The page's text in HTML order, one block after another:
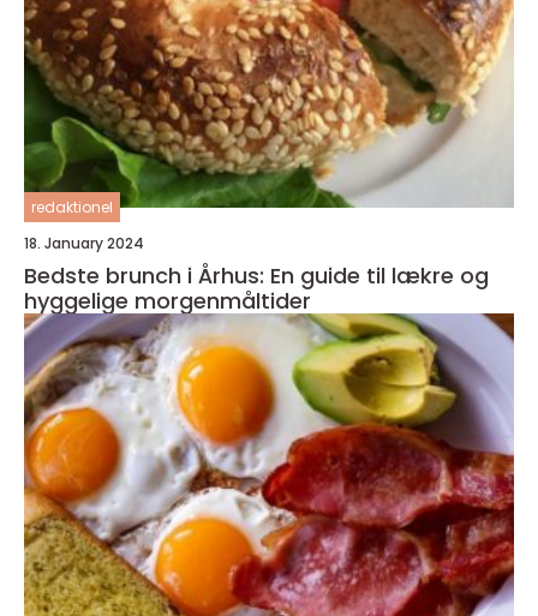
redaktionel
18. January 2024
Bedste brunch i Århus: En guide til lækre og
hyggelige morgenmåltider